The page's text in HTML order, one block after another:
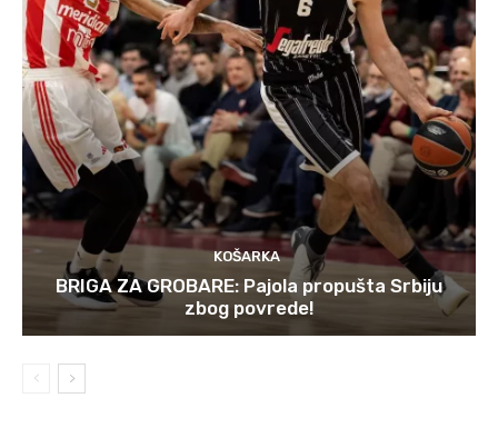
KOŠARKA
BRIGA ZA GROBARE: Pajola propušta Srbiju
zbog povrede!